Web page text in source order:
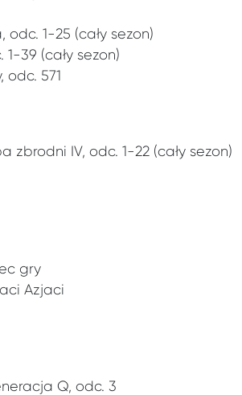
odc. 1-25 (cały sezon)
1-39 (cały sezon)
odc. 571
zbrodni IV, odc. 1-22 (cały sezon)
gry
Azjaci
Q, odc. 3